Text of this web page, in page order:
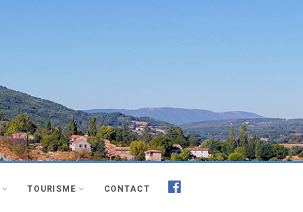
TOURISME CONTACT